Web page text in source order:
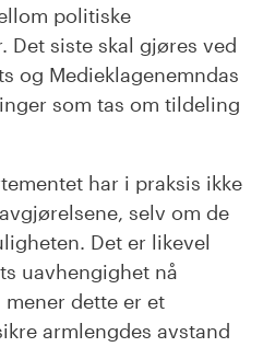
politiske
Det siste skal gjøres ved
og Medieklagenemndas
som tas om tildeling
har i praksis ikke
selv om de
Det er likevel
uavhengighet nå
dette er et
armlengdes avstand